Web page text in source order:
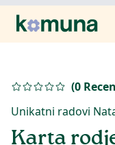
(0
Unikatni radovi